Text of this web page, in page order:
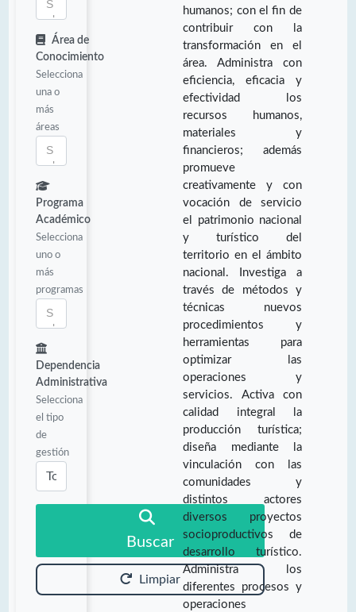
Área de
Conocimiento
Selecciona
una o
más
áreas
Programa
Académico
Selecciona
uno o
más
programas
Dependencia
Administrativa
Selecciona
el tipo
de
gestión
Buscar
Limpiar
humanos; con el fin de
contribuir con la
transformación en el
área. Administra con
eficiencia, eficacia y
efectividad los
recursos humanos,
materiales y
financieros; además
promueve
creativamente y con
vocación de servicio
el patrimonio nacional
y turístico del
territorio en el ámbito
nacional. Investiga a
través de métodos y
técnicas nuevos
procedimientos y
herramientas para
optimizar las
operaciones y
servicios. Activa con
calidad integral la
producción turística;
diseña mediante la
vinculación con las
comunidades y
distintos actores
diversos proyectos
socioproductivos de
desarrollo turístico.
Administra los
diferentes procesos y
operaciones